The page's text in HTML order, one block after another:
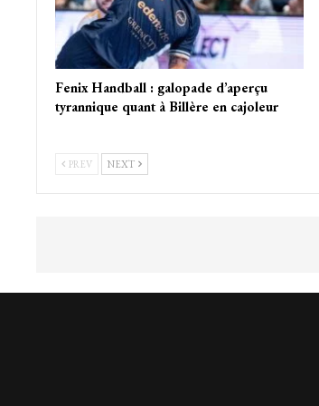
Fenix Handball : galopade d’aperçu
tyrannique quant à Billère en cajoleur
PREV NEXT